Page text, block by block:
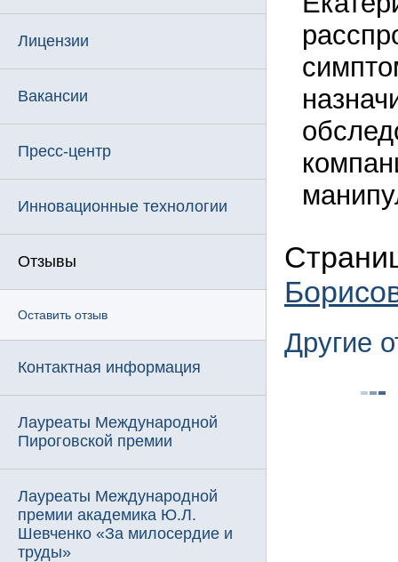
Лицензии
Вакансии
Пресс-центр
Инновационные технологии
Отзывы
Оставить отзыв
Контактная информация
Лауреаты Международной
Пироговской премии
Лауреаты Международной
премии академика Ю.Л.
Шевченко «За милосердие и
труды»
Другие